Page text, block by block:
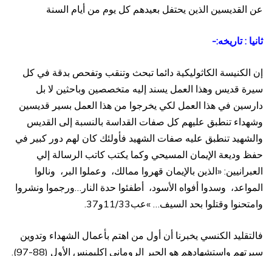
عن القديسين الذين يحتفل بعيدهم كل يوم من أيام السنة
ثانيا : تاريخه:-
إن الكنيسة الكاثوليكية دائما تبحث وتنقب وتفحص بدقة في كل
سيرة قديس وهذا العمل يسند إليه متخصصين وباحثين لا بل
دارسين في هذا العمل لكي يخرجوا من هذا العمل بسير قديسين
وشهداء تنطبق عليهم كل صفات القداسة بالنسبة إلى القديس
والشهيد تنطبق عليه صفات الشهيد فأولئك كان لهم دور كبير في
حفظ وديعة الإيمان المسيحي وكما يكتب كاتب الرسالة إلي
العبرانيين: «الذين بالإيمان قهروا ممالك، وعملوا البر، ونالوا
المواعد، وسدوا أفواه الأسود، أطفئوا حدة النار…ورجموا ونشروا
وامتحنوا وقتلوا بحد السيف… »عب11/33و37.
فالتقليد الكنسي يخبرنا أن أول من اهتم بأعمال الشهداء وتدوين
سيرتهم واستشهادهم هو الحبر الروماني إكليمنس الأول (88-97).